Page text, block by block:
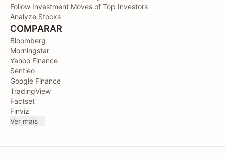
Follow Investment Moves of Top Investors
Analyze Stocks
COMPARAR
Bloomberg
Morningstar
Yahoo Finance
Sentieo
Google Finance
TradingView
Factset
Finviz
Ver mais